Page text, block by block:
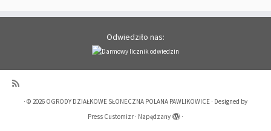
Odwiedziło nas:
· © 2026 OGRODY DZIAŁKOWE SŁONECZNA POLANA PAWLIKOWICE · Designed by
Press Customizr · Napędzany ·